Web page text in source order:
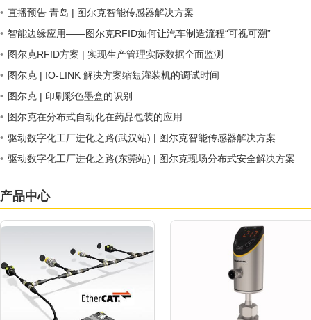
• 直播预告 青岛 | 图尔克智能传感器解决方案
• 智能边缘应用——图尔克RFID如何让汽车制造流程“可视可溯”
• 图尔克RFID方案 | 实现生产管理实际数据全面监测
• 图尔克 | IO-LINK 解决方案缩短灌装机的调试时间
• 图尔克 | 印刷彩色墨盒的识别
• 图尔克在分布式自动化在药品包装的应用
• 驱动数字化工厂进化之路(武汉站) | 图尔克智能传感器解决方案
• 驱动数字化工厂进化之路(东莞站) | 图尔克现场分布式安全解决方案
产品中心